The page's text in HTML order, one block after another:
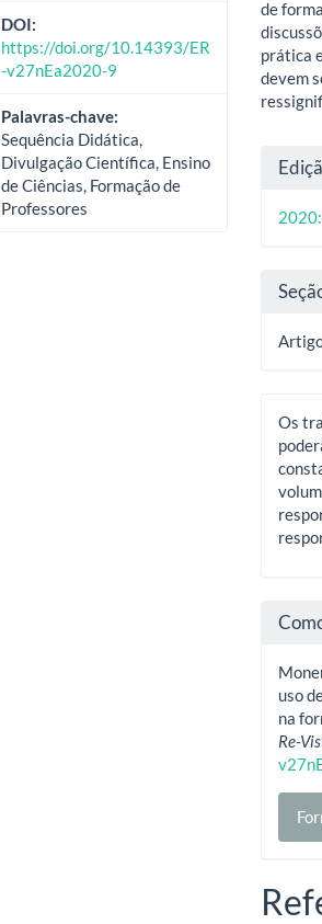
DOI:
https://doi.org/10.14393/ER
-v27nEa2020-9
Palavras-chave:
Sequência Didática,
Divulgação Científica, Ensino
de Ciências, Formação de
Professores
de
prática
devem
do
Os
uso
na
Re-